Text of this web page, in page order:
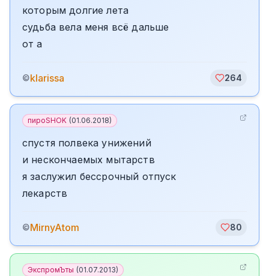
которым долгие лета
судьба вела меня всё дальше
от а
©klarissa 264
пироSHOK (01.06.2018)
спустя полвека унижений
и нескончаемых мытарств
я заслужил бессрочный отпуск
лекарств
©MirnyAtom 80
ЭкспромЪты (01.07.2013)